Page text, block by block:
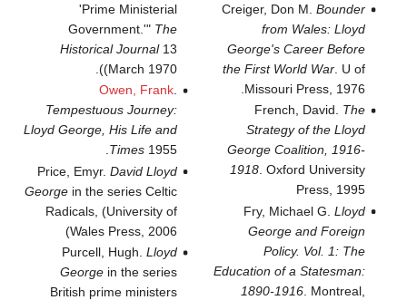
Creiger, Don M. Bounder
from Wales: Lloyd
George's Career Before
the First World War. U of
Missouri Press, 1976.
French, David. The
Strategy of the Lloyd
George Coalition, 1916-
1918. Oxford University
Press, 1995
Fry, Michael G. Lloyd
George and Foreign
Policy. Vol. 1: The
Education of a Statesman:
1890-1916. Montreal,
'Prime Ministerial
Government.'" The
Historical Journal13
(March 1970).
Owen, Frank.
Tempestuous Journey:
Lloyd George, His Life and
Times1955.
Price, Emyr. David Lloyd
Georgein the series Celtic
Radicals, (University of
Wales Press, 2006)
Purcell, Hugh. Lloyd
Georgein the series
British prime ministers